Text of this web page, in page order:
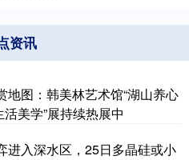
资讯
图：韩美林艺术馆“湖山养心
美学”展持续热展中
进入深水区，25日多晶硅或小